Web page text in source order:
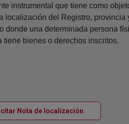
instrumental que tiene como
localización del Registro, provincia
donde una determinada persona
tiene bienes o derechos inscritos.
Nota de localizaciónVentana nueva